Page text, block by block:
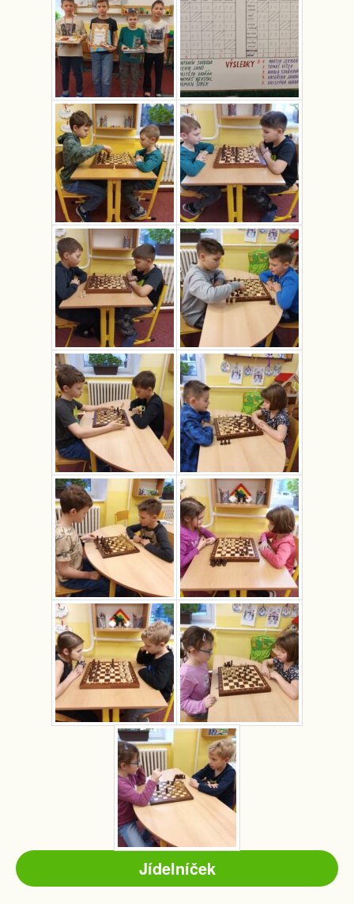
Jídelníček